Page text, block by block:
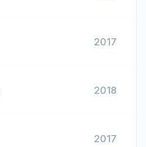
2017
2018
2017